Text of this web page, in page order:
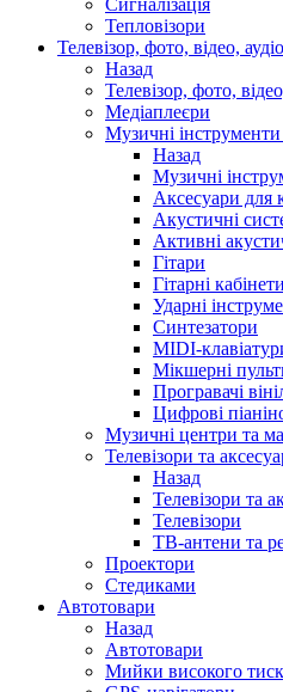
Сигналізація
Тепловізори
Телевізор, фото, відео, аудіо
Назад
Телевізор, фото,
Медіаплеєри
Музичні
Назад
Музичні
Аксесуари для
Акустичні
Активні
Гітари
Гітарні кабінети
Ударні
Синтезатори
MIDI-
Мікшерні
Програвачі
Цифрові
Музичні центри та
Телевізори та
Назад
Телевізори та
Телевізори
ТВ-антени та
Проектори
Стедиками
Автотовари
Назад
Автотовари
Мийки високого